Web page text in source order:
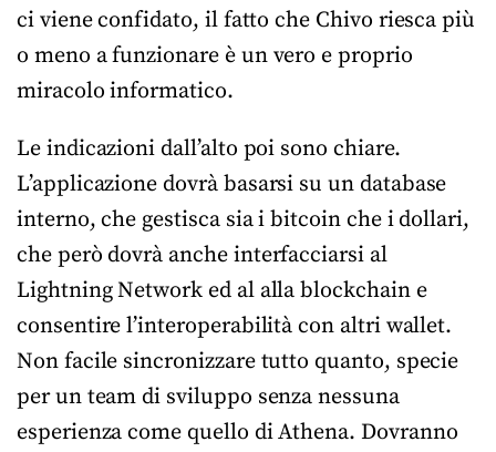
ci viene confidato, il fatto che Chivo riesca più
o meno a funzionare è un vero e proprio
miracolo informatico.
Le indicazioni dall’alto poi sono chiare.
L’applicazione dovrà basarsi su un database
interno, che gestisca sia i bitcoin che i dollari,
che però dovrà anche interfacciarsi al
Lightning Network ed al alla blockchain e
consentire l’interoperabilità con altri wallet.
Non facile sincronizzare tutto quanto, specie
per un team di sviluppo senza nessuna
esperienza come quello di Athena. Dovranno